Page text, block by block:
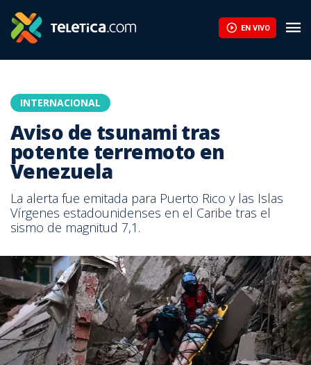
EN VIVO
INTERNACIONAL
Aviso de tsunami tras
potente terremoto en
Venezuela
La alerta fue emitada para Puerto Rico y las Islas
Vírgenes estadounidenses en el Caribe tras el
sismo de magnitud 7,1.